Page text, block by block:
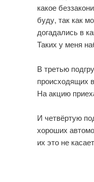
какое
буду, так как
догадались в
Таких у меня
В третью
происходящих
На акцию
И четвёртую
хороших
их это не